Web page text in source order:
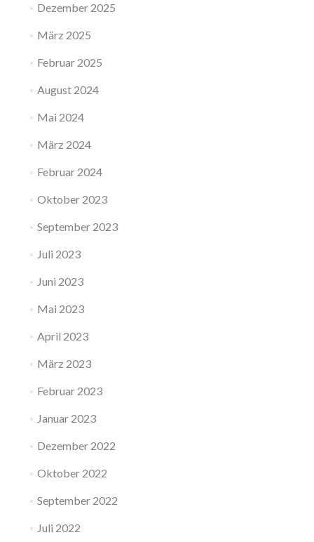
Dezember 2025
März 2025
Februar 2025
August 2024
Mai 2024
März 2024
Februar 2024
Oktober 2023
September 2023
Juli 2023
Juni 2023
Mai 2023
April 2023
März 2023
Februar 2023
Januar 2023
Dezember 2022
Oktober 2022
September 2022
Juli 2022